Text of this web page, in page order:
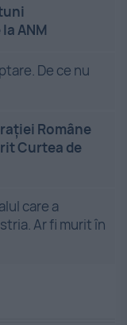
ANM
De ce nu
Române
Curtea de
care a
Ar fi murit în